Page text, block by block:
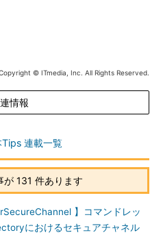
© ITmedia, Inc. All Rights Reserved.
情報
連載一覧
が 131 件あります
】コマンドレッ
におけるセキュアチャネル